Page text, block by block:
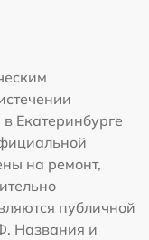
Екатеринбурге
на ремонт,
публичной
Названия и